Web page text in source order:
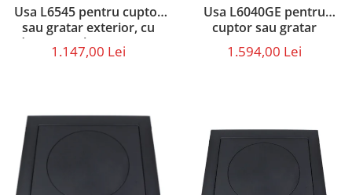
Usa L6545 pentru cuptor
sau gratar exterior, cu
dimensiunile 65 x 45 cm
1.147,00 Lei
Usa L6040GE pentru
cuptor sau gratar
prevazut cu geam
termorezistent, cu
1.594,00 Lei